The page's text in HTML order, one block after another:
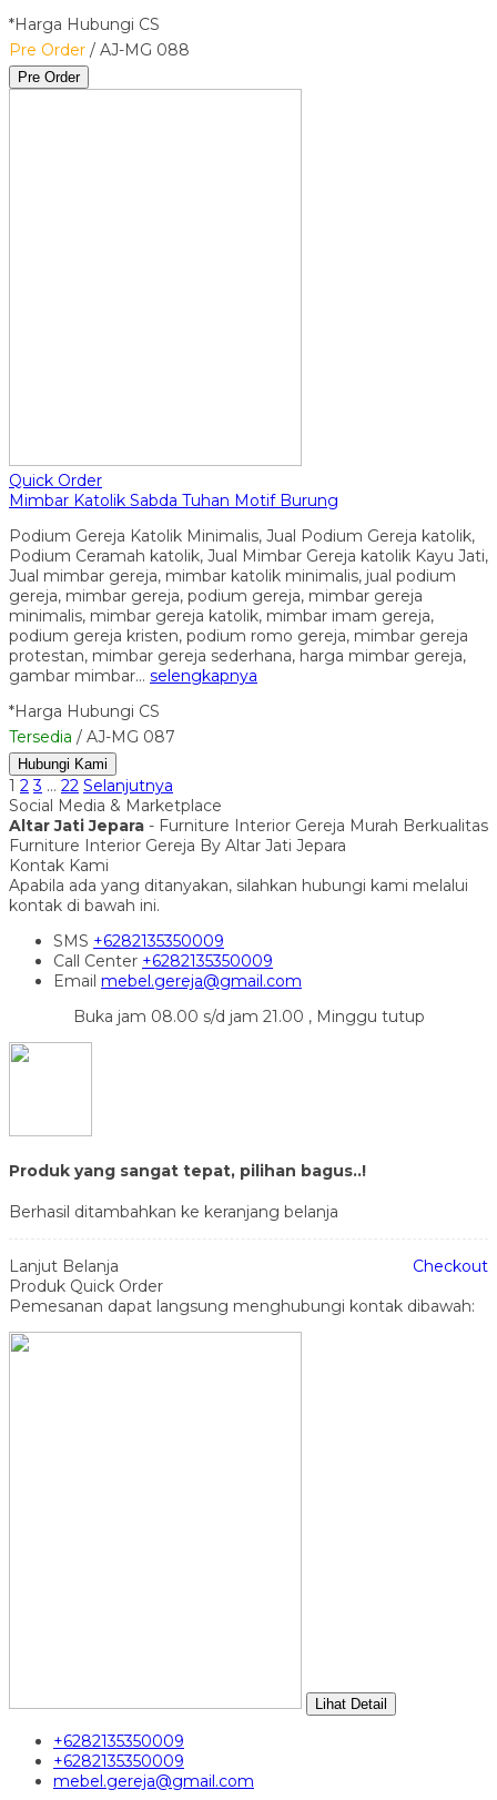
*Harga Hubungi CS
Pre Order / AJ-MG 088
Pre Order
Quick Order
Mimbar Katolik Sabda Tuhan Motif Burung
Podium Gereja Katolik Minimalis, Jual Podium Gereja katolik,
Podium Ceramah katolik, Jual Mimbar Gereja katolik Kayu Jati,
Jual mimbar gereja, mimbar katolik minimalis, jual podium
gereja, mimbar gereja, podium gereja, mimbar gereja
minimalis, mimbar gereja katolik, mimbar imam gereja,
podium gereja kristen, podium romo gereja, mimbar gereja
protestan, mimbar gereja sederhana, harga mimbar gereja,
gambar mimbar… selengkapnya
*Harga Hubungi CS
Tersedia / AJ-MG 087
Hubungi Kami
1 2 3 … 22 Selanjutnya
Social Media & Marketplace
Altar Jati Jepara - Furniture Interior Gereja Murah Berkualitas
Furniture Interior Gereja By Altar Jati Jepara
Kontak Kami
Apabila ada yang ditanyakan, silahkan hubungi kami melalui
kontak di bawah ini.
SMS +6282135350009
Call Center +6282135350009
Email mebel.gereja@gmail.com
Buka jam 08.00 s/d jam 21.00 , Minggu tutup
Produk yang sangat tepat, pilihan bagus..!
Berhasil ditambahkan ke keranjang belanja
Lanjut Belanja
Checkout
Produk Quick Order
Pemesanan dapat langsung menghubungi kontak dibawah:
Lihat Detail
+6282135350009
+6282135350009
mebel.gereja@gmail.com